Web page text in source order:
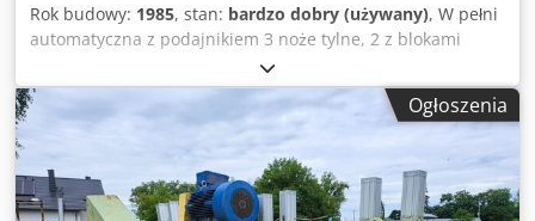
Rok budowy: 1985, stan: bardzo dobry (używany), W pełni
automatyczna z podajnikiem 3 noże tylne, 2 z blokami
dzielonymi Djdpfxeih H Ntj Aagekr Wózek 900 mm
Automatyczna pompa smarowania olejem i smarem
Odpowiednia do pracy w obu kierunkach
Ogłoszenia